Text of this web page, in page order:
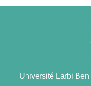
Université Larbi